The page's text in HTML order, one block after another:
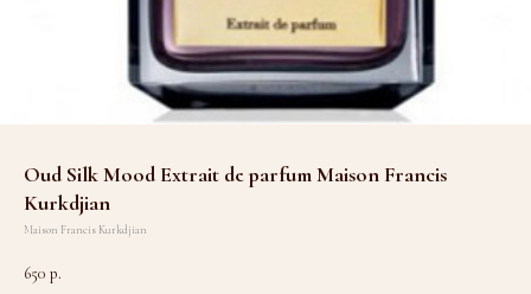
Oud Silk Mood Extrait de parfum Maison Francis
Kurkdjian
Maison Francis Kurkdjian
650 р.